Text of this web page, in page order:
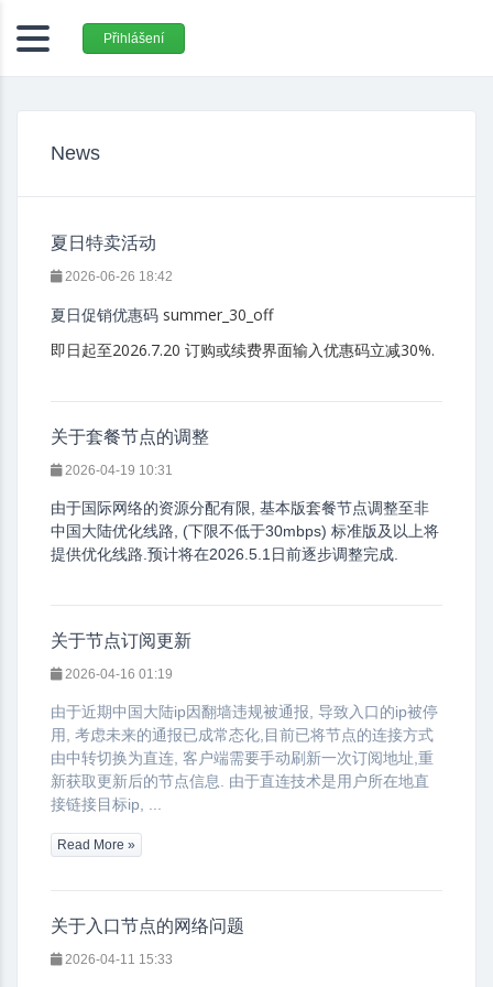
Přihlášení
News
夏日特卖活动
2026-06-26 18:42
夏日促销优惠码 summer_30_off
即日起至2026.7.20 订购或续费界面输入优惠码立减30%.
关于套餐节点的调整
2026-04-19 10:31
由于国际网络的资源分配有限, 基本版套餐节点调整至非
中国大陆优化线路, (下限不低于30mbps) 标准版及以上将
提供优化线路.预计将在2026.5.1日前逐步调整完成.
关于节点订阅更新
2026-04-16 01:19
由于近期中国大陆ip因翻墙违规被通报, 导致入口的ip被停
用, 考虑未来的通报已成常态化,目前已将节点的连接方式
由中转切换为直连, 客户端需要手动刷新一次订阅地址,重
新获取更新后的节点信息. 由于直连技术是用户所在地直
接链接目标ip, ...
Read More »
关于入口节点的网络问题
2026-04-11 15:33